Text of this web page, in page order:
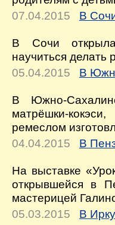
07.04.2015
В
В Сочи
научиться
05.04.2015
В
В Южно-
матрёшки-
ремеслом
04.04.2015
В
На выставке
открывшейся в
мастерицей
05.03.2015
В